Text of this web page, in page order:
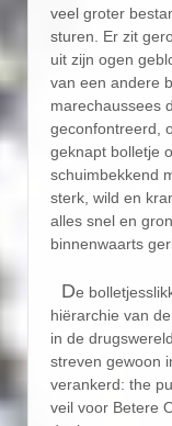
veel groter
sturen. Er zit
uit zijn ogen
van een andere
marechaussees
geconfontreerd,
geknapt bolletje
schuimbekkend
sterk, wild en
alles snel en
binnenwaarts
De
hiërarchie van
in de
streven gewoon
verankerd: the
veil voor Betere